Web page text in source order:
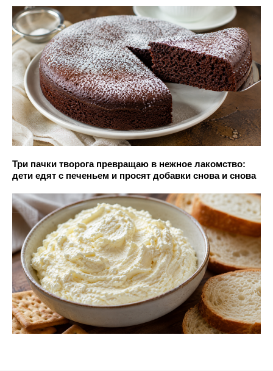
Три пачки творога превращаю в нежное лакомство:
дети едят с печеньем и просят добавки снова и снова